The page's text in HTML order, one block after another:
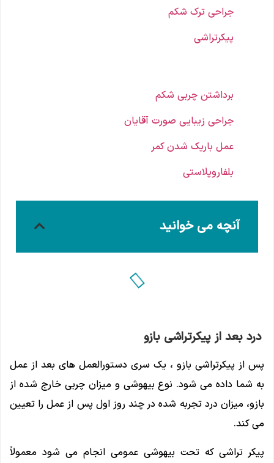
جراحی ترک شکم
پیکرتراشی
برداشتن چربی شکم
جراحی زیبایی صورت آقایان
عمل باریک شدن کمر
بلفاروپلاستی
آنچه می خوانید
درد بعد از پیکرتراشی بازو
پس از پیکرتراشی بازو ، یک سری دستورالعمل های بعد از عمل
به شما داده می شود. نوع بیهوشی و میزان چربی خارج شده از
بازو، میزان درد تجربه شده در چند روز اول پس از عمل را تعیین
می کند.
پیکر تراشی که تحت بیهوشی عمومی انجام می شود معمولاً